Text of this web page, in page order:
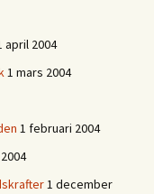
april 2004
1 mars 2004
1 februari 2004
1 december